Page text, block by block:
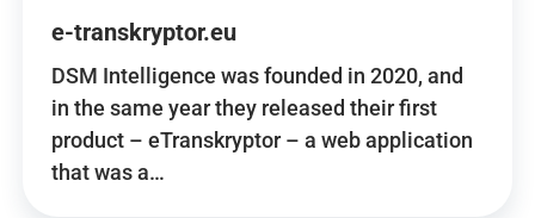
e-transkryptor.eu
DSM Intelligence was founded in 2020, and
in the same year they released their first
product – eTranskryptor – a web application
that was a…